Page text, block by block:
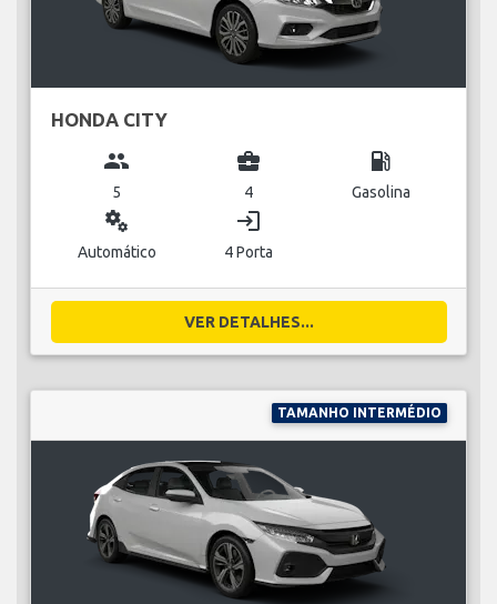
HONDA CITY
group
5
business_center
4
local_gas_station
Gasolina
miscellaneous_services
Automático
login
4 Porta
VER DETALHES...
TAMANHO INTERMÉDIO